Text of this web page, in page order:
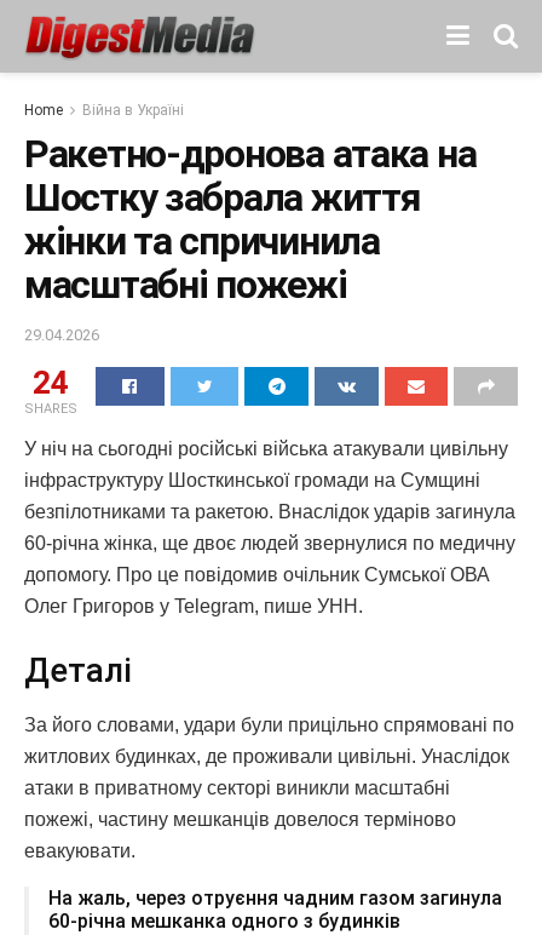
Home Війна в Україні
Ракетно-дронова атака на
Шостку забрала життя
жінки та спричинила
масштабні пожежі
29.04.2026
24
SHARES
У ніч на сьогодні російські війська атакували цивільну
інфраструктуру Шосткинської громади на Сумщині
безпілотниками та ракетою. Внаслідок ударів загинула
60-річна жінка, ще двоє людей звернулися по медичну
допомогу. Про це повідомив очільник Сумської ОВА
Олег Григоров у Telegram, пише УНН.
Деталі
За його словами, удари були прицільно спрямовані по
житлових будинках, де проживали цивільні. Унаслідок
атаки в приватному секторі виникли масштабні
пожежі, частину мешканців довелося терміново
евакуювати.
На жаль, через отруєння чадним газом загинула
60-річна мешканка одного з будинків